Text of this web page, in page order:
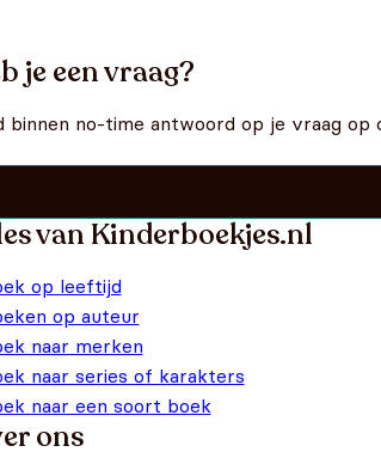
je een vraag?
binnen no-time antwoord op je vraag op
van Kinderboekjes.nl
op leeftijd
op auteur
naar merken
naar series of karakters
naar een soort boek
ons